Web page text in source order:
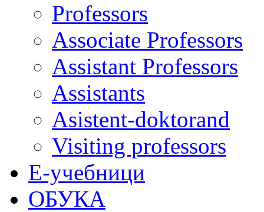
Professors
Associate Professors
Assistant Professors
Assistants
Asistent-doktorand
Visiting professors
Е-учебници
ОБУКА